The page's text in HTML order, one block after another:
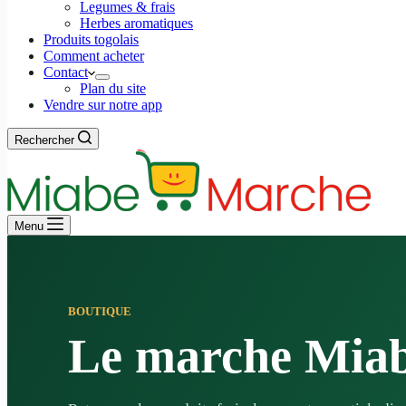
Legumes & frais
Herbes aromatiques
Produits togolais
Comment acheter
Contact
Plan du site
Vendre sur notre app
Rechercher
Menu
BOUTIQUE
Le marche